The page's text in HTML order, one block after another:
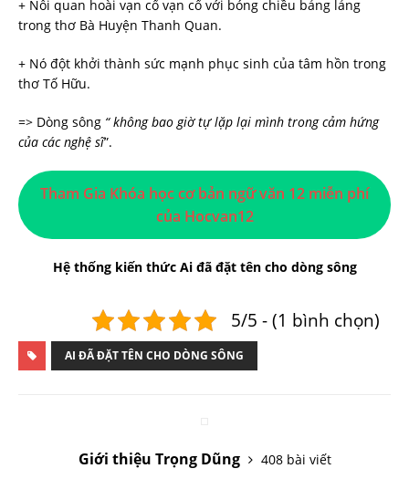
+ Nỗi quan hoài vạn cổ vạn cổ với bóng chiều bảng lảng
trong thơ Bà Huyện Thanh Quan.
+ Nó đột khởi thành sức mạnh phục sinh của tâm hồn trong
thơ Tố Hữu.
=> Dòng sông “ không bao giờ tự lặp lại mình trong cảm hứng
của các nghệ sĩ”.
Tham Gia Khóa học cơ bản ngữ văn 12 miễn phí
của Hocvan12
Hệ thống kiến thức Ai đã đặt tên cho dòng sông
5/5 - (1 bình chọn)
AI ĐÃ ĐẶT TÊN CHO DÒNG SÔNG
Giới thiệu Trọng Dũng
408 bài viết